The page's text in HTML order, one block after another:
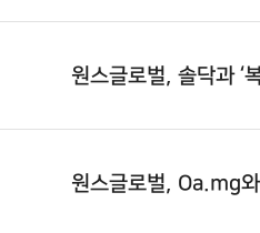
원스글로벌, 솔닥과 ‘
원스글로벌, Oa.mg